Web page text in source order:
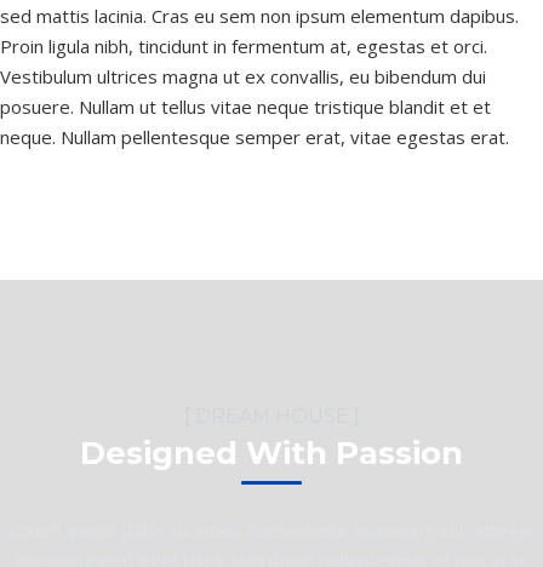
sed mattis lacinia. Cras eu sem non ipsum elementum dapibus.
Proin ligula nibh, tincidunt in fermentum at, egestas et orci.
Vestibulum ultrices magna ut ex convallis, eu bibendum dui
posuere. Nullam ut tellus vitae neque tristique blandit et et
neque. Nullam pellentesque semper erat, vitae egestas erat.
Designed With Passion